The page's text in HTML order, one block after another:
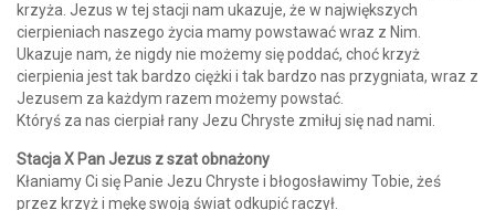
krzyża. Jezus w tej stacji nam ukazuje, że w największych
cierpieniach naszego życia mamy powstawać wraz z Nim.
Ukazuje nam, że nigdy nie możemy się poddać, choć krzyż
cierpienia jest tak bardzo ciężki i tak bardzo nas przygniata, wraz z
Jezusem za każdym razem możemy powstać.
Któryś za nas cierpiał rany Jezu Chryste zmiłuj się nad nami.
Stacja X Pan Jezus z szat obnażony
Kłaniamy Ci się Panie Jezu Chryste i błogosławimy Tobie, żeś
przez krzyż i mękę swoją świat odkupić raczył.